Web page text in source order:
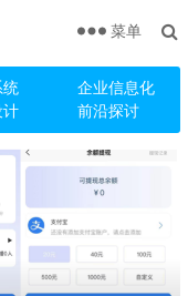
统
企业信息化
计 前沿探讨
菜单